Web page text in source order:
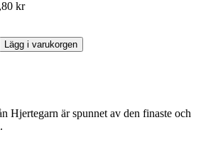
kr
Lägg i varukorgen
Hjertegarn är spunnet av den finaste och